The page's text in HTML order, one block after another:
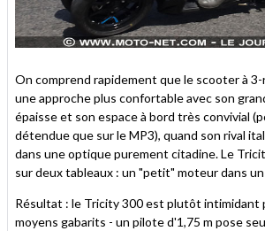
On comprend rapidement que le scooter à
une approche plus confortable avec son
épaisse et son espace à bord très convivial
détendue que sur le MP3), quand son rival
dans une optique purement citadine. Le
sur deux tableaux : un "petit" moteur dans
Résultat : le Tricity 300 est plutôt intimidant
moyens gabarits - un pilote d'1,75 m pose